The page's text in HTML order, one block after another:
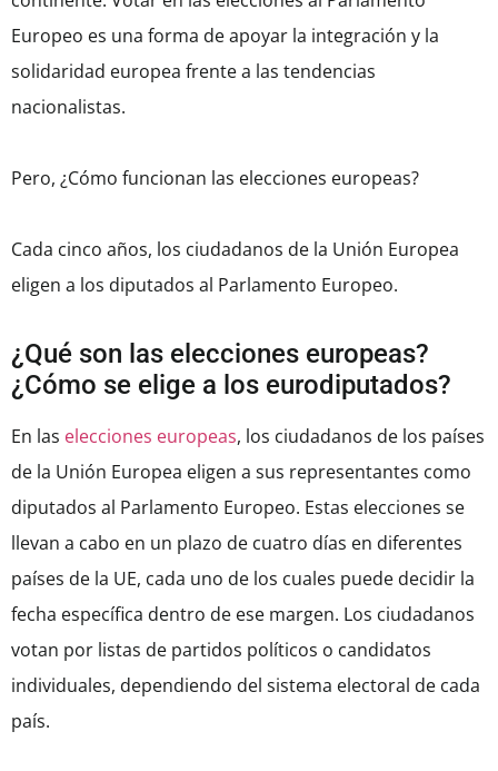
Europeo es una forma de apoyar la integración y la
solidaridad europea frente a las tendencias
nacionalistas.
Pero, ¿Cómo funcionan las elecciones europeas?
Cada cinco años, los ciudadanos de la Unión Europea
eligen a los diputados al Parlamento Europeo.
¿Qué son las elecciones europeas?
¿Cómo se elige a los eurodiputados?
En las elecciones europeas, los ciudadanos de los países
de la Unión Europea eligen a sus representantes como
diputados al Parlamento Europeo. Estas elecciones se
llevan a cabo en un plazo de cuatro días en diferentes
países de la UE, cada uno de los cuales puede decidir la
fecha específica dentro de ese margen. Los ciudadanos
votan por listas de partidos políticos o candidatos
individuales, dependiendo del sistema electoral de cada
país.